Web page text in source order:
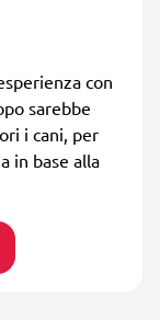
con
sarebbe
i cani, per
in base alla